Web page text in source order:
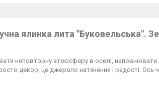
ялинка лита "Буковельська".
неповторну атмосферу в оселі, наповнювати
декор, це джерело натхнення і радості.